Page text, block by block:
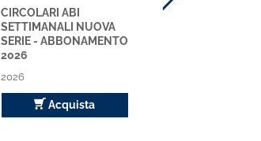
CIRCOLARI ABI
CIRCOLARI ABI
SETTIMANALI NUOVA
SERIE - ABBONAMENTO
2026
2026
Acquista